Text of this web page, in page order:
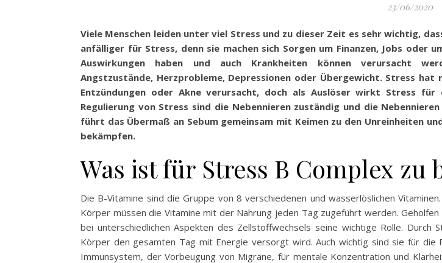
23/06/2020
Viele Menschen leiden unter viel Stress und zu dieser Zeit es sehr wichtig,
anfälliger für Stress, denn sie machen sich Sorgen um Finanzen, Jobs oder
Auswirkungen haben und auch Krankheiten können verursacht
Angstzustände, Herzprobleme, Depressionen oder Übergewicht. Stress
Entzündungen oder Akne verursacht, doch als Auslöser wirkt Stress
Regulierung von Stress sind die Nebennieren zuständig und die
führt das Übermaß an Sebum gemeinsam mit Keimen zu den Unreinheiten
bekämpfen.
Was ist für Stress B Complex zu
Die B-Vitamine sind die Gruppe von 8 verschiedenen und wasserlöslichen
Körper müssen die Vitamine mit der Nahrung jeden Tag zugeführt werden.
bei unterschiedlichen Aspekten des Zellstoffwechsels seine wichtige Rolle. Durch
Körper den gesamten Tag mit Energie versorgt wird. Auch wichtig sind sie für
Immunsystem, der Vorbeugung von Migräne, für mentale Konzentration und